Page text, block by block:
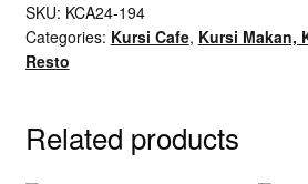
Kayu
Solid
quantity
SKU: KCA24-194
Categories: Kursi Cafe, Kursi Makan,
Resto
Related products